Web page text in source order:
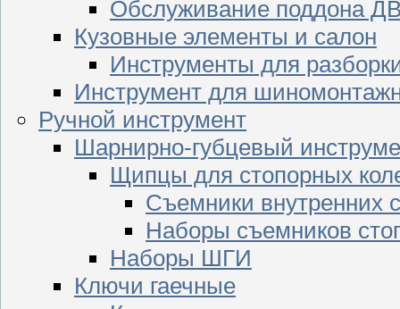
Обслуживание поддона
Кузовные элементы и салон
Инструменты для
Инструмент для
Ручной инструмент
Шарнирно-губцевый
Щипцы для стопорных
Съемники внутренних
Наборы съемников
Наборы ШГИ
Ключи гаечные